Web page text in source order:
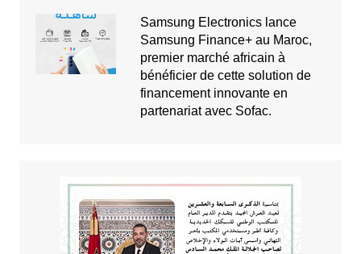
Samsung Electronics lance
Samsung Finance+ au Maroc,
premier marché africain à
bénéficier de cette solution de
financement innovante en
partenariat avec Sofac.